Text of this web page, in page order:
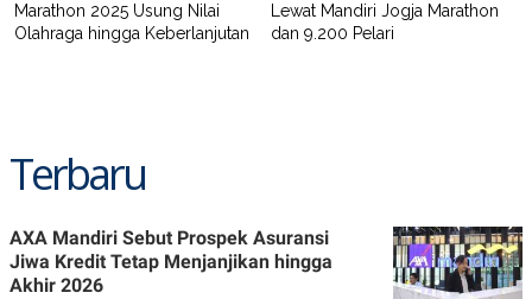
Marathon 2025 Usung Nilai
Olahraga hingga Keberlanjutan
Lewat Mandiri Jogja Marathon
dan 9.200 Pelari
Terbaru
AXA Mandiri Sebut Prospek Asuransi
Jiwa Kredit Tetap Menjanjikan hingga
Akhir 2026